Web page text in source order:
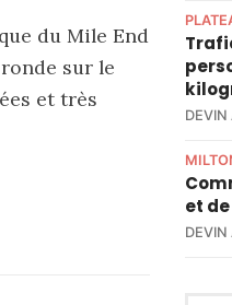
du Mile End
sur le
et très
et